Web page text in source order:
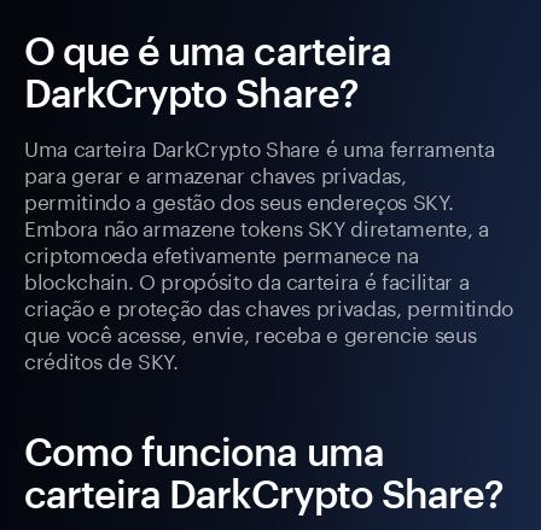
O que é uma carteira
DarkCrypto Share?
Uma carteira DarkCrypto Share é uma ferramenta
para gerar e armazenar chaves privadas,
permitindo a gestão dos seus endereços SKY.
Embora não armazene tokens SKY diretamente, a
criptomoeda efetivamente permanece na
blockchain. O propósito da carteira é facilitar a
criação e proteção das chaves privadas, permitindo
que você acesse, envie, receba e gerencie seus
créditos de SKY.
Como funciona uma
carteira DarkCrypto Share?